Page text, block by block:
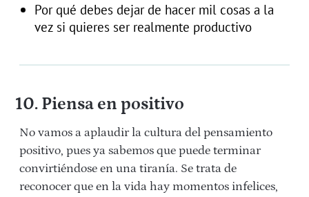
Por qué debes dejar de hacer mil cosas a la
vez si quieres ser realmente productivo
10. Piensa en positivo
No vamos a aplaudir la cultura del pensamiento
positivo, pues ya sabemos que puede terminar
convirtiéndose en una tiranía. Se trata de
reconocer que en la vida hay momentos infelices,